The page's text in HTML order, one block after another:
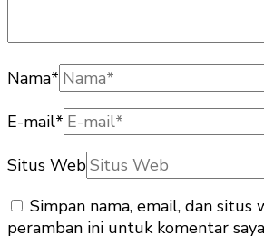
Nama*
E-mail*
Situs Web
Simpan nama, email, dan situs
peramban ini untuk komentar